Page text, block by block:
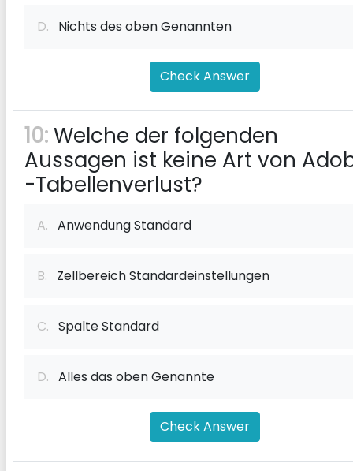
D. Nichts des oben Genannten
Check Answer
10:Welche der folgenden
Aussagen ist keine Art von
-Tabellenverlust?
A. Anwendung Standard
B. Zellbereich Standardeinstellungen
C. Spalte Standard
D. Alles das oben Genannte
Check Answer